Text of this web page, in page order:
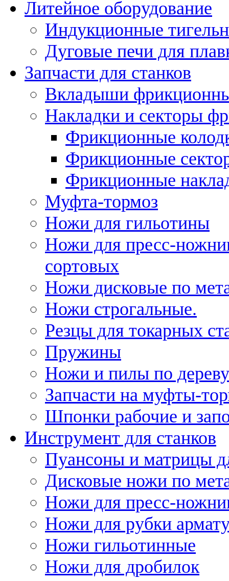
Литейное оборудование
Индукционные
Дуговые печи для
Запчасти для станков
Вкладыши
Накладки и секторы
Фрикционные
Фрикционные
Фрикционные
Муфта-тормоз
Ножи для гильотины
Ножи для пресс-
сортовых
Ножи дисковые по
Ножи строгальные.
Резцы для токарных
Пружины
Ножи и пилы по дереву
Запчасти на муфты-
Шпонки рабочие и
Инструмент для станков
Пуансоны и матрицы
Дисковые ножи по
Ножи для пресс-
Ножи для рубки
Ножи гильотинные
Ножи для дробилок